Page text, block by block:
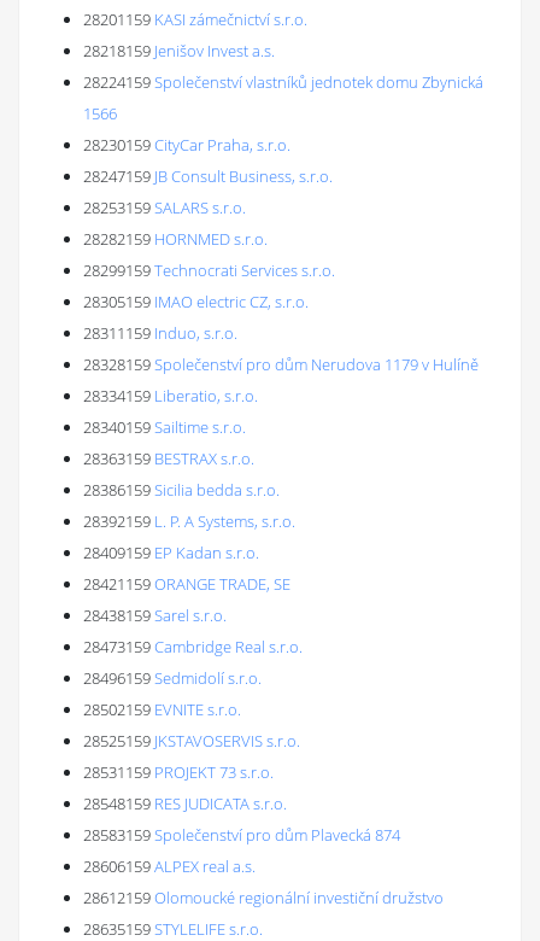
28201159 KASI zámečnictví s.r.o.
28218159 Jenišov Invest a.s.
28224159Společenství vlastníků jednotek domu Zbynická
1566
28230159CityCar Praha, s.r.o.
28247159 JB Consult Business, s.r.o.
28253159SALARS s.r.o.
28282159 HORNMED s.r.o.
28299159Technocrati Services s.r.o.
28305159 IMAO electric CZ, s.r.o.
28311159 Induo, s.r.o.
28328159Společenství pro dům Nerudova 1179 v Hulíně
28334159 Liberatio, s.r.o.
28340159Sailtime s.r.o.
28363159 BESTRAX s.r.o.
28386159Sicilia bedda s.r.o.
28392159 L. P. A Systems, s.r.o.
28409159 EP Kadan s.r.o.
28421159ORANGE TRADE, SE
28438159Sarel s.r.o.
28473159Cambridge Real s.r.o.
28496159Sedmidolí s.r.o.
28502159 EVNITE s.r.o.
28525159 JKSTAVOSERVIS s.r.o.
28531159 PROJEKT 73 s.r.o.
28548159 RES JUDICATA s.r.o.
28583159Společenství pro dům Plavecká 874
28606159ALPEX real a.s.
28612159Olomoucké regionální investiční družstvo
28635159STYLELIFE s.r.o.